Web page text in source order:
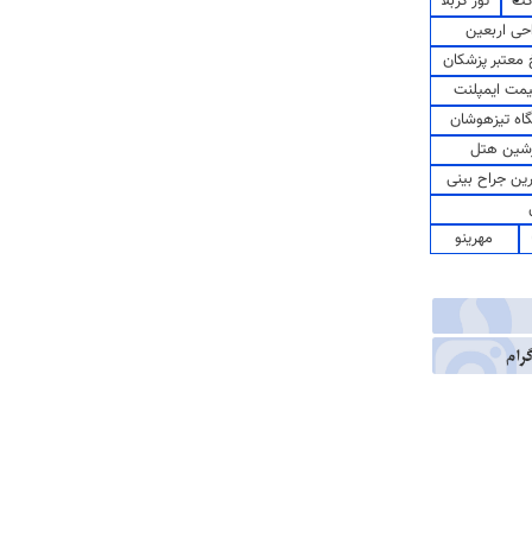
اربعین
پزشکان
ایمپلنت
تیزهوشان
هتل
جراح بینی
مهرینو